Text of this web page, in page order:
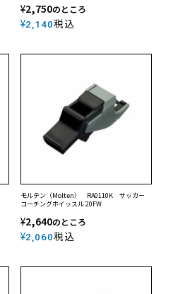
¥2,750のところ
¥2,140税込
モルテン（Molten） RA0110K サッカー
コーチングホイッスル 20FW
¥2,640のところ
¥2,060税込